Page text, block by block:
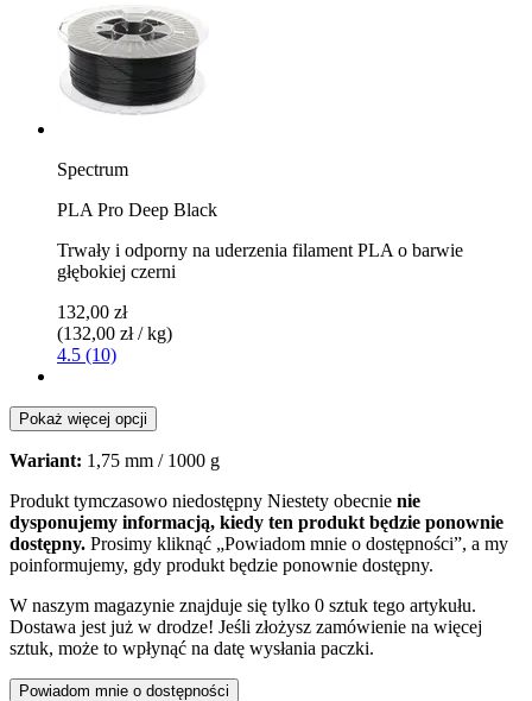
Spectrum
PLA Pro Deep Black
Trwały i odporny na uderzenia filament PLA o barwie
głębokiej czerni
132,00 zł
(132,00 zł / kg)
4.5 (10)
Pokaż więcej opcji
Wariant: 1,75 mm / 1000 g
Produkt tymczasowo niedostępny Niestety obecnie nie
dysponujemy informacją, kiedy ten produkt będzie ponownie
dostępny. Prosimy kliknąć „Powiadom mnie o dostępności”, a my
poinformujemy, gdy produkt będzie ponownie dostępny.
W naszym magazynie znajduje się tylko 0 sztuk tego artykułu.
Dostawa jest już w drodze! Jeśli złożysz zamówienie na więcej
sztuk, może to wpłynąć na datę wysłania paczki.
Powiadom mnie o dostępności